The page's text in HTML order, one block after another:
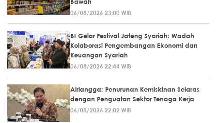
Bawah
06/08/2026 23:00 WIB
BI Gelar Festival Jateng Syariah: Wadah
Kolaborasi Pengembangan Ekonomi dan
Keuangan Syariah
06/08/2026 22:44 WIB
Airlangga: Penurunan Kemiskinan Selaras
dengan Penguatan Sektor Tenaga Kerja
06/08/2026 22:02 WIB